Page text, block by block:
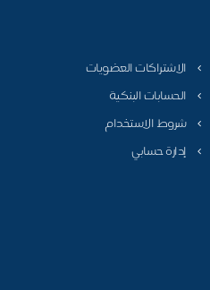
الاشتراكات العضويات
الحسابات البنكية
شروط الاستخدام
إدارة حسابي